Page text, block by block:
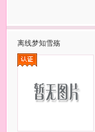
离线梦知雪殇